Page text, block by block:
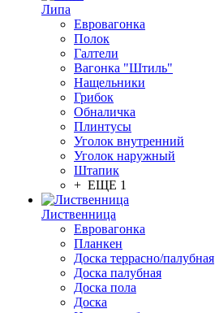
Липа
Евровагонка
Полок
Галтели
Вагонка "Штиль"
Нащельники
Грибок
Обналичка
Плинтусы
Уголок внутренний
Уголок наружный
Штапик
+ ЕЩЕ 1
Лиственница
Евровагонка
Планкен
Доска террасно/палубная
Доска палубная
Доска пола
Доска